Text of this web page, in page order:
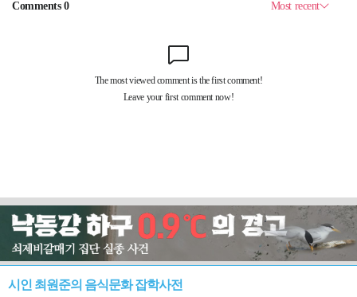
시인 최원준의 음식문화 잡학사전